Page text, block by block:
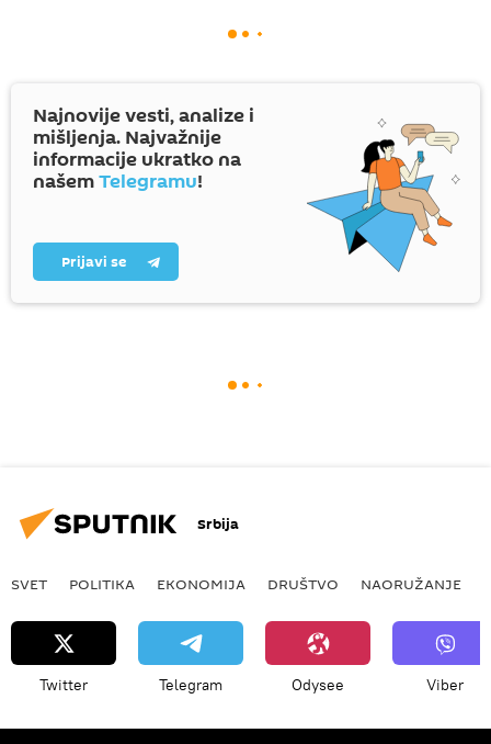
Najnovije vesti, analize i
mišljenja. Najvažnije
informacije ukratko na
našemTelegramu!
Prijavi se
Srbija
SVET POLITIKA EKONOMIJA DRUŠTVO NAORUŽANJE
Twitter Telegram Odysee Viber